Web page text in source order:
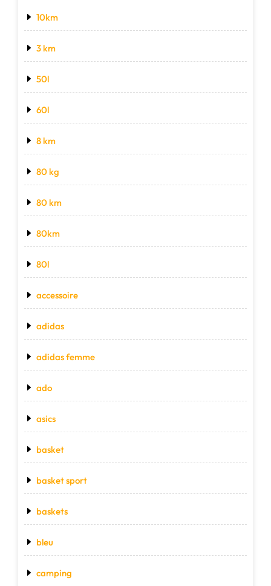
10km
3 km
50l
60l
8 km
80 kg
80 km
80km
80l
accessoire
adidas
adidas femme
ado
asics
basket
basket sport
baskets
bleu
camping